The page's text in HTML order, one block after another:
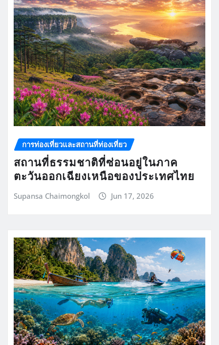
การท่องเที่ยวและสถานที่ท่องเที่ยว
สถานที่ธรรมชาติที่ซ่อนอยู่ในภาค
ตะวันออกเฉียงเหนือของประเทศไทย
Supansa Chaimongkol Jun 17, 2026